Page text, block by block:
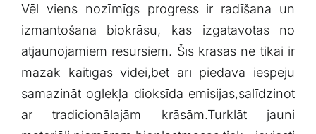
Vēl viens⁢ nozīmīgs⁣ progress⁣ ir radīšana un
izmantošana biokrāsu, kas izgatavotas no
atjaunojamiem resursiem. Šīs⁣ krāsas ne⁤ tikai ir
mazāk kaitīgas videi,bet arī piedāvā iespēju
‌samazināt oglekļa dioksīda ⁢emisijas,salīdzinot
ar​ tradicionālajām krāsām.Turklāt jauni​